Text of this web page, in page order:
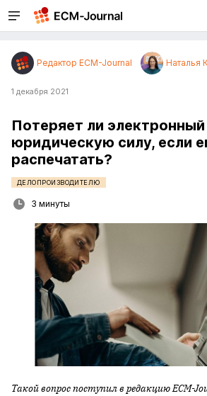
Редактор ECM-Journal Наталья
1 декабря 2021
Потеряет ли
юридическую силу, если
распечатать?
ДЕЛОПРОИЗВОДИТЕЛЮ
3 минуты
Такой вопрос поступил в редакцию ECM-